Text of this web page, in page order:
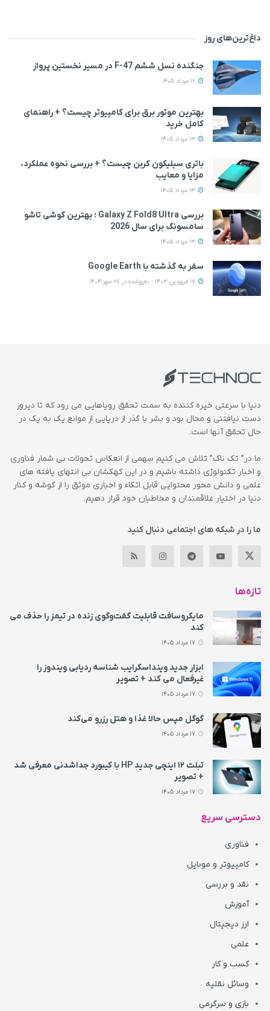
داغ‌ترین‌های روز
جنگنده نسل ششم F-47 در مسیر نخستین پرواز
بهترین موتور برق برای کامپیوتر چیست؟ + راهنمای
کامل خرید
باتری سیلیکون کربن چیست؟ + بررسی نحوه عملکرد،
مزایا و معایب
بررسی Galaxy Z Fold8 Ultra ؛ بهترین گوشی تاشو
سامسونگ برای سال 2026
سفر به گذشته با Google Earth
دنیا با سرعتی خیره کننده به سمت تحقق رویاهایی می رود که تا دیروز
دست نیافتنی و محال بود و بشر با گذر از دریایی از موانع یک به یک در
حال تحقق آنها است.
ما در” تک ناک” تلاش می کنیم سهمی از انعکاس تحولات بی شمار فناوری
و اخبار تکنولوژی داشته باشیم و در این کهکشان بی انتهای یافته های
علمی و دانش محور محتوایی قابل اتکاء و اخباری موثق را از گوشه و کنار
دنیا در اختیار علاقمندان و مخاطبان خود قرار دهیم.
ما را در شبکه های اجتماعی دنبال کنید
تازه‌ها
مایکروسافت قابلیت گفت‌وگوی زنده در تیمز را حذف می‌
کند
ابزار جدید وینداسکرایب شناسه ردیابی ویندوز را
غیرفعال می‌ کند + تصویر
گوگل مپس حالا غذا و هتل رزرو می‌کند
تبلت ۱۲ اینچی جدید HP با کیبورد جداشدنی معرفی شد
+ تصویر
دسترسی سریع
فناوری
کامپیوتر و موبایل
نقد و بررسی
آموزش
ارز دیجیتال
علمی
کسب و کار
وسائل نقلیه
بازی و سرگرمی